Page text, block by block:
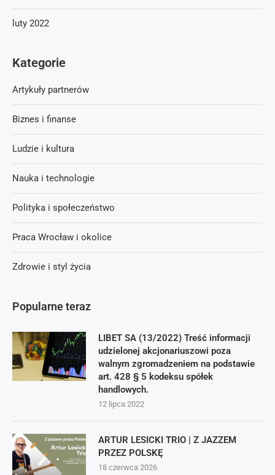
Popularne teraz
LIBET SA (13/2022) Treść informacji
udzielonej akcjonariuszowi poza
walnym zgromadzeniem na podstawie
art. 428 § 5 kodeksu spółek
handlowych.
12 lipca 2022
ARTUR LESICKI TRIO | Z JAZZEM
PRZEZ POLSKĘ
18 czerwca 2026
luty 2022
Kategorie
Artykuły partnerów
Biznes i finanse
Ludzie i kultura
Nauka i technologie
Polityka i społeczeństwo
Praca Wrocław i okolice
Zdrowie i styl życia